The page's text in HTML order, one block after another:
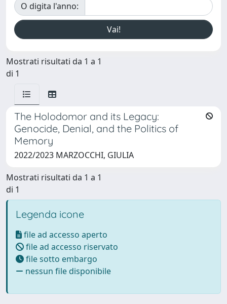
O digita l'anno:
Mostrati risultati da 1 a 1
di 1
The Holodomor and its Legacy:
Genocide, Denial, and the Politics of
Memory
2022/2023 MARZOCCHI, GIULIA
Mostrati risultati da 1 a 1
di 1
Legenda icone
file ad accesso aperto
file ad accesso riservato
file sotto embargo
nessun file disponibile